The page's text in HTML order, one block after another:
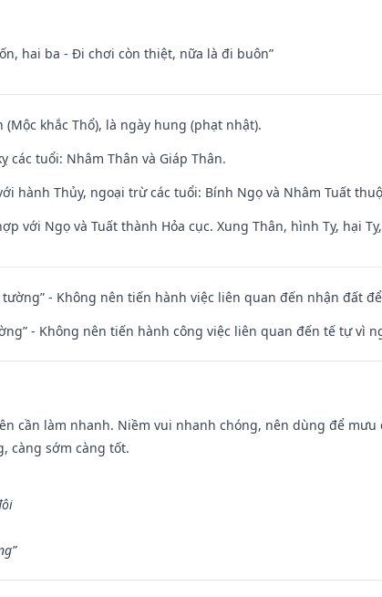
hai ba - Đi chơi còn thiệt, nữa là đi buôn”
(Mộc khắc Thổ), là ngày hung (phạt nhật).
các tuổi: Nhâm Thân và Giáp Thân.
hành Thủy, ngoại trừ các tuổi: Bính Ngọ và Nhâm Tuất
với Ngọ và Tuất thành Hỏa cục. Xung Thân, hình Tỵ, hại
- Không nên tiến hành việc liên quan đến nhận đất
- Không nên tiến hành công việc liên quan đến tế tự vì
cần làm nhanh. Niềm vui nhanh chóng, nên dùng để
càng sớm càng tốt.